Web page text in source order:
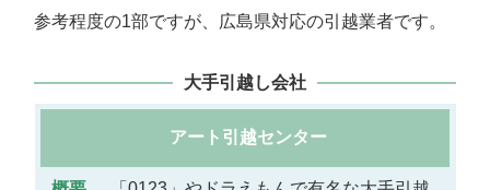
参考程度の1部ですが、広島県対応の引越業者です。
大手引越し会社
要
アート引越センター